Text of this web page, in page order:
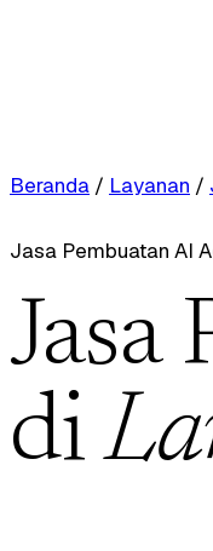
Beranda / Layanan /
Jasa Pembuatan AI
Jasa
di